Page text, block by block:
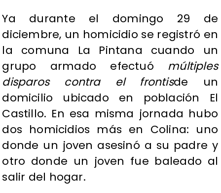
Ya durante el domingo 29 de
diciembre, un homicidio se registró en
la comuna La Pintana cuando un
grupo armado efectuó múltiples
disparos contra el frontisde un
domicilio ubicado en población El
Castillo. En esa misma jornada hubo
dos homicidios más en Colina: uno
donde un joven asesinó a su padre y
otro donde un joven fue baleado al
salir del hogar.